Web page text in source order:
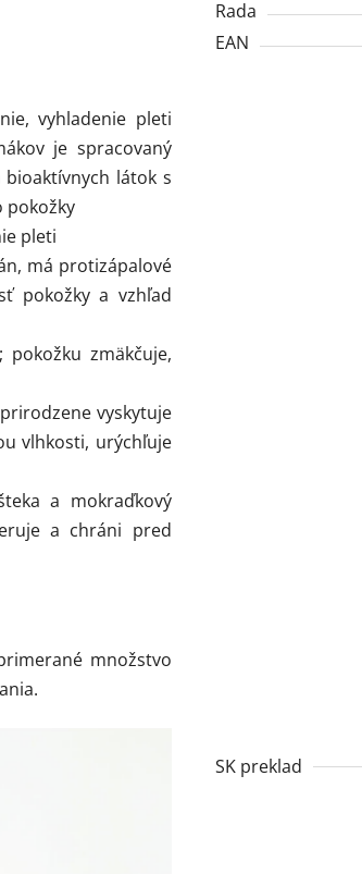
vyhladenie pleti
je spracovaný
látok s
pokožky
pleti
má protizápalové
pokožky a vzhľad
zmäkčuje,
vyskytuje
vlhkosti, urýchľuje
a mokraďkový
a chráni pred
množstvo
Rada
EAN
SK preklad